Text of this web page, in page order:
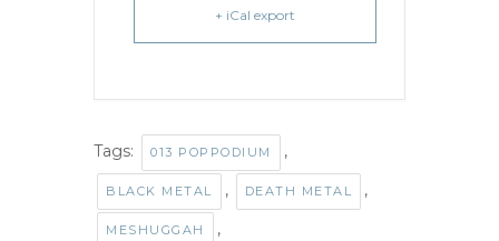
+ iCal export
Tags: 013 POPPODIUM ,
BLACK METAL , DEATH METAL ,
MESHUGGAH ,